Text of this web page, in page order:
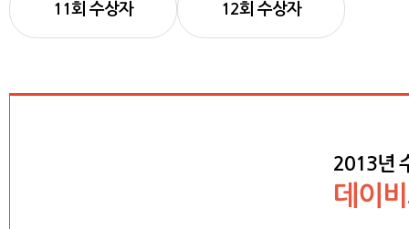
11회 수상자 12회 수상자
2013년
데이